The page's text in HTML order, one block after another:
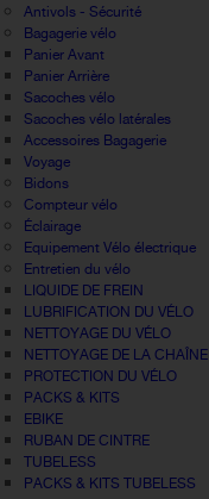
Antivols - Sécurité
Bagagerie vélo
Panier Avant
Panier Arrière
Sacoches vélo
Sacoches vélo latérales
Accessoires Bagagerie
Voyage
Bidons
Compteur vélo
Éclairage
Equipement Vélo électrique
Entretien du vélo
LIQUIDE DE FREIN
LUBRIFICATION DU VÉLO
NETTOYAGE DU VÉLO
NETTOYAGE DE LA CHAÎNE
PROTECTION DU VÉLO
PACKS & KITS
EBIKE
RUBAN DE CINTRE
TUBELESS
PACKS & KITS TUBELESS